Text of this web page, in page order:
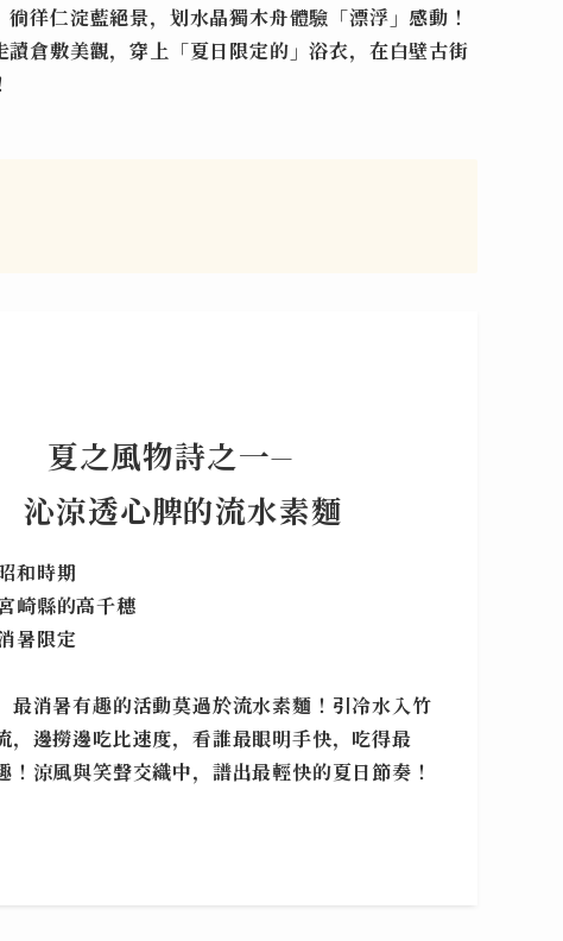
徜徉仁淀藍絕景，划水晶獨木舟體驗「漂浮」感動！
讀倉敷美觀，穿上「夏日限定的」浴衣，在白壁古街
夏之風物詩之一—
沁涼透心脾的流水素麵
和時期
崎縣的高千穗
暑限定
最消暑有趣的活動莫過於流水素麵！引冷水入竹
，邊撈邊吃比速度，看誰最眼明手快，吃得最
！涼風與笑聲交織中，譜出最輕快的夏日節奏！